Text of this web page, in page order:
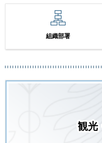
組織部署
観光